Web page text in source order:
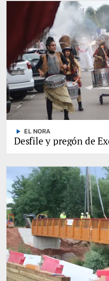
play_arrow EL NORA
Desfile y pregón de